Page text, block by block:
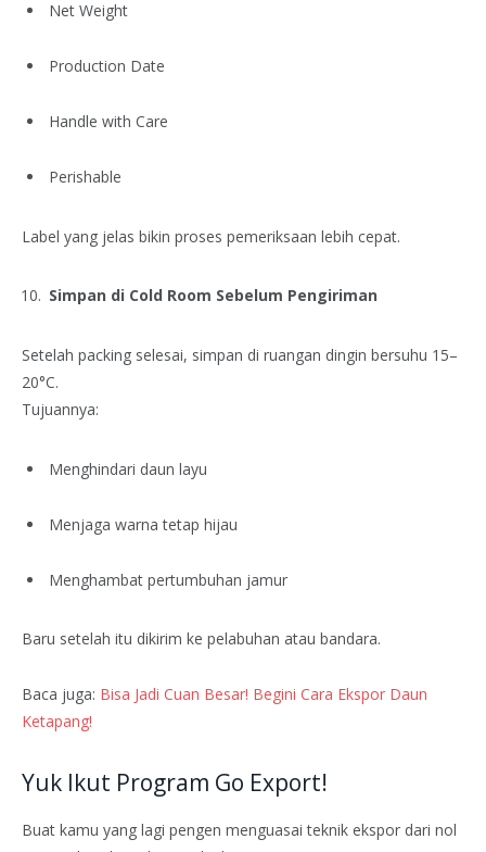
Net Weight
Production Date
Handle with Care
Perishable
Label yang jelas bikin proses pemeriksaan lebih cepat.
Simpan di Cold Room Sebelum Pengiriman
Setelah packing selesai, simpan di ruangan dingin bersuhu 15–
20°C.
Tujuannya:
Menghindari daun layu
Menjaga warna tetap hijau
Menghambat pertumbuhan jamur
Baru setelah itu dikirim ke pelabuhan atau bandara.
Baca juga: Bisa Jadi Cuan Besar! Begini Cara Ekspor Daun
Ketapang!
Yuk Ikut Program Go Export!
Buat kamu yang lagi pengen menguasai teknik ekspor dari nol